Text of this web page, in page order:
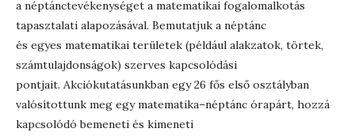
a néptánctevékenységet a matematikai fogalomalkotás
tapasztalati alapozásával. Bemutatjuk a néptánc
és egyes matematikai területek (például alakzatok, törtek,
számtulajdonságok) szerves kapcsolódási
pontjait. Akciókutatásunkban egy 26 fős első osztályban
valósítottunk meg egy matematika–néptánc órapárt, hozzá
kapcsolódó bemeneti és kimeneti